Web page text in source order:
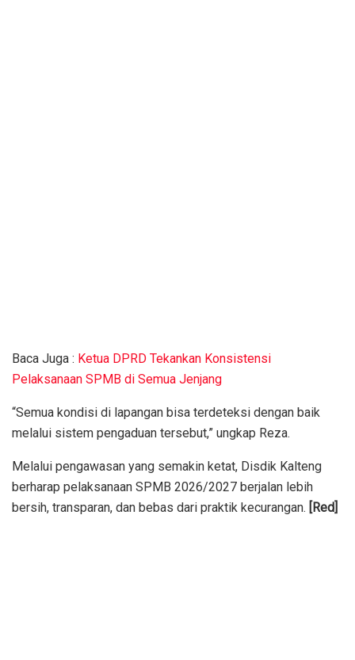
Baca Juga : Ketua DPRD Tekankan Konsistensi
Pelaksanaan SPMB di Semua Jenjang
“Semua kondisi di lapangan bisa terdeteksi dengan baik
melalui sistem pengaduan tersebut,” ungkap Reza.
Melalui pengawasan yang semakin ketat, Disdik Kalteng
berharap pelaksanaan SPMB 2026/2027 berjalan lebih
bersih, transparan, dan bebas dari praktik kecurangan. [Red]